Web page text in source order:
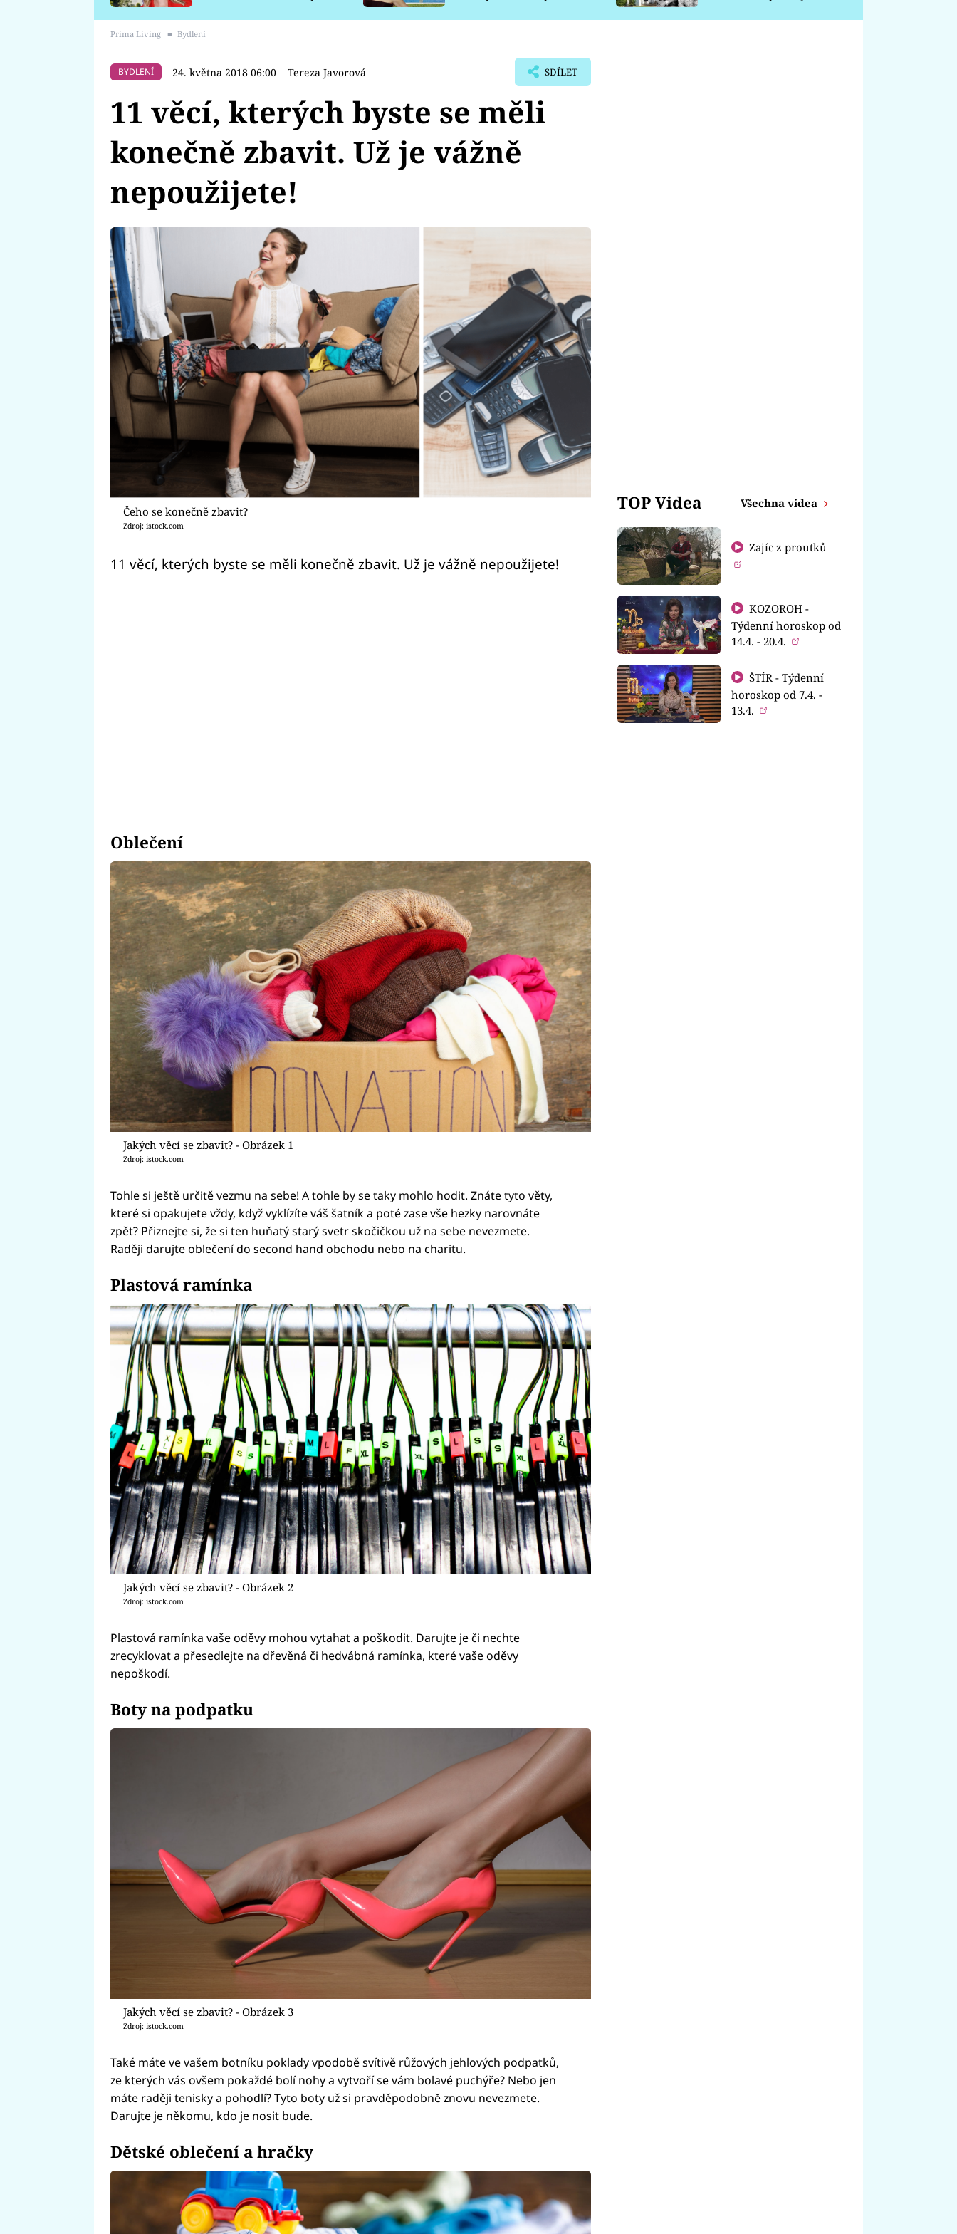
Prima Living ■ Bydlení
BYDLENÍ 24. května 2018 06:00 Tereza Javorová SDÍLET
11 věcí, kterých byste se měli
konečně zbavit. Už je vážně
nepoužijete!
Čeho se konečně zbavit?
Zdroj: istock.com
11 věcí, kterých byste se měli konečně zbavit. Už je vážně nepoužijete!
Oblečení
Jakých věcí se zbavit? - Obrázek 1
Zdroj: istock.com
Tohle si ještě určitě vezmu na sebe! A tohle by se taky mohlo hodit. Znáte tyto věty,
které si opakujete vždy, když vyklízíte váš šatník a poté zase vše hezky narovnáte
zpět? Přiznejte si, že si ten huňatý starý svetr skočičkou už na sebe nevezmete.
Raději darujte oblečení do second hand obchodu nebo na charitu.
Plastová ramínka
Jakých věcí se zbavit? - Obrázek 2
Zdroj: istock.com
Plastová ramínka vaše oděvy mohou vytahat a poškodit. Darujte je či nechte
zrecyklovat a přesedlejte na dřevěná či hedvábná ramínka, které vaše oděvy
nepoškodí.
Boty na podpatku
Jakých věcí se zbavit? - Obrázek 3
Zdroj: istock.com
Také máte ve vašem botníku poklady vpodobě svítivě růžových jehlových podpatků,
ze kterých vás ovšem pokaždé bolí nohy a vytvoří se vám bolavé puchýře? Nebo jen
máte raději tenisky a pohodlí? Tyto boty už si pravděpodobně znovu nevezmete.
Darujte je někomu, kdo je nosit bude.
Dětské oblečení a hračky
TOP Videa Všechna videa
Zajíc z proutků
KOZOROH -
Týdenní horoskop od
14.4. - 20.4.
ŠTÍR - Týdenní
horoskop od 7.4. -
13.4.